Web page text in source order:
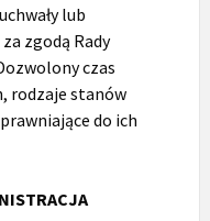
lub
zgodą Rady
czas
rodzaje stanów
do ich